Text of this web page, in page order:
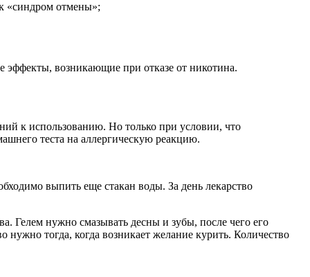
«синдром отмены»;
эффекты, возникающие при отказе от никотина.
к использованию. Но только при условии, что
теста на аллергическую реакцию.
выпить еще стакан воды. За день лекарство
Гелем нужно смазывать десны и зубы, после чего его
нужно тогда, когда возникает желание курить. Количество